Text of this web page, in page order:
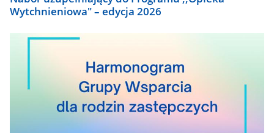
Wytchnieniowa" – edycja 2026